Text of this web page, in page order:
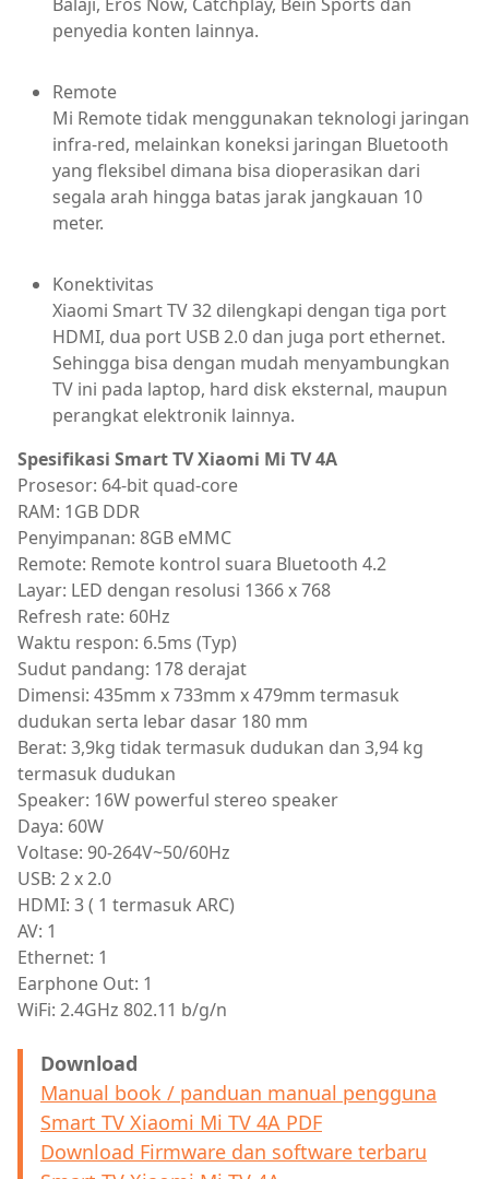
penyedia konten lainnya.
Remote
Mi Remote tidak menggunakan teknologi jaringan
infra-red, melainkan koneksi jaringan Bluetooth
yang fleksibel dimana bisa dioperasikan dari
segala arah hingga batas jarak jangkauan 10
meter.
Konektivitas
Xiaomi Smart TV 32 dilengkapi dengan tiga port
HDMI, dua port USB 2.0 dan juga port ethernet.
Sehingga bisa dengan mudah menyambungkan
TV ini pada laptop, hard disk eksternal, maupun
perangkat elektronik lainnya.
Spesifikasi Smart TV Xiaomi Mi TV 4A
Prosesor: 64-bit quad-core
RAM: 1GB DDR
Penyimpanan: 8GB eMMC
Remote: Remote kontrol suara Bluetooth 4.2
Layar: LED dengan resolusi 1366 x 768
Refresh rate: 60Hz
Waktu respon: 6.5ms (Typ)
Sudut pandang: 178 derajat
Dimensi: 435mm x 733mm x 479mm termasuk
dudukan serta lebar dasar 180 mm
Berat: 3,9kg tidak termasuk dudukan dan 3,94 kg
termasuk dudukan
Speaker: 16W powerful stereo speaker
Daya: 60W
Voltase: 90-264V~50/60Hz
USB: 2 x 2.0
HDMI: 3 ( 1 termasuk ARC)
AV: 1
Ethernet: 1
Earphone Out: 1
WiFi: 2.4GHz 802.11 b/g/n
Download
Manual book / panduan manual pengguna
Smart TV Xiaomi Mi TV 4A PDF
Download Firmware dan software terbaru